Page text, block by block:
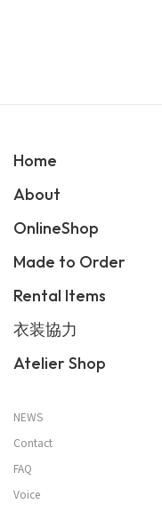
Home
About
OnlineShop
Made to Order
Rental Items
衣装協力
Atelier Shop
NEWS
Contact
FAQ
Voice